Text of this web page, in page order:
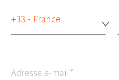
+33 - France
Adresse e-mail